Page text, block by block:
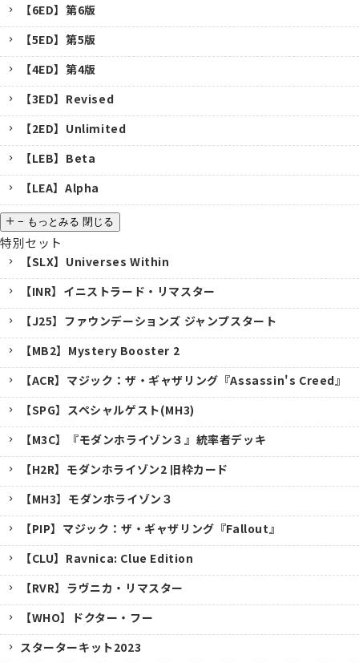
【6ED】第6版
【5ED】第5版
【4ED】第4版
【3ED】Revised
【2ED】Unlimited
【LEB】Beta
【LEA】Alpha
− もっとみる 閉じる
特別セット
【SLX】Universes Within
【INR】イニストラード・リマスター
【J25】ファウンデーションズ ジャンプスタート
【MB2】Mystery Booster 2
【ACR】マジック：ザ・ギャザリング『Assassin's Creed』
【SPG】スペシャルゲスト(MH3)
【M3C】『モダンホライゾン３』統率者デッキ
【H2R】モダンホライゾン2 旧枠カード
【MH3】モダンホライゾン３
【PIP】マジック：ザ・ギャザリング『Fallout』
【CLU】Ravnica: Clue Edition
【RVR】ラヴニカ・リマスター
【WHO】ドクター・フー
スターターキット2023